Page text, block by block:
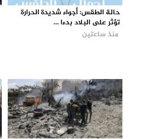
حالة الطقس: أجواء شديدة الحرارة
تؤثر على البلاد بدءا ...
منذ ساعتين